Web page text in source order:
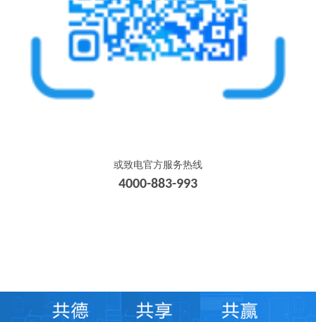
或致电官方服务热线
4000-883-993